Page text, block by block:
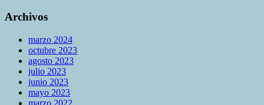
Archivos
marzo 2024
octubre 2023
agosto 2023
julio 2023
junio 2023
mayo 2023
marzo 2022